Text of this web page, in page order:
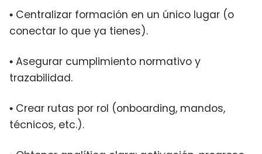
• Centralizar formación en un único lugar (o
conectar lo que ya tienes).
• Asegurar cumplimiento normativo y
trazabilidad.
• Crear rutas por rol (onboarding, mandos,
técnicos, etc.).